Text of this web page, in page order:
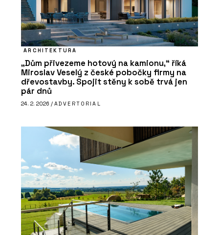
ARCHITEKTURA
„Dům přivezeme hotový na kamionu,“ říká
Miroslav Veselý z české pobočky firmy na
dřevostavby. Spojit stěny k sobě trvá jen
pár dnů
24. 2. 2026 / ADVERTORIAL